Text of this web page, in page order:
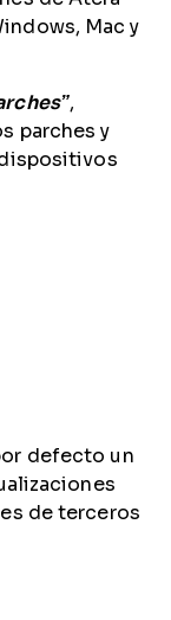
Mac y
,
parches y
defecto un
de terceros